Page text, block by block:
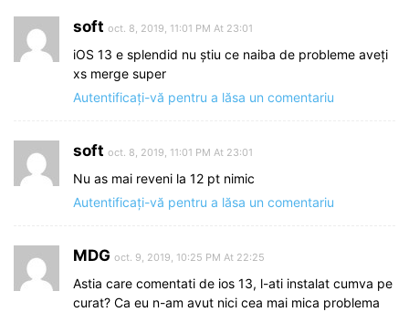
soft oct. 8, 2019, 11:01 PM At 23:01
iOS 13 e splendid nu știu ce naiba de probleme aveți
xs merge super
Autentificați-vă pentru a lăsa un comentariu
soft oct. 8, 2019, 11:01 PM At 23:01
Nu as mai reveni la 12 pt nimic
Autentificați-vă pentru a lăsa un comentariu
MDG oct. 9, 2019, 10:25 PM At 22:25
Astia care comentati de ios 13, l-ati instalat cumva pe
curat? Ca eu n-am avut nici cea mai mica problema